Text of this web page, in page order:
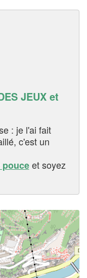
JEUX et
: je l'ai fait
c'est un
et soyez